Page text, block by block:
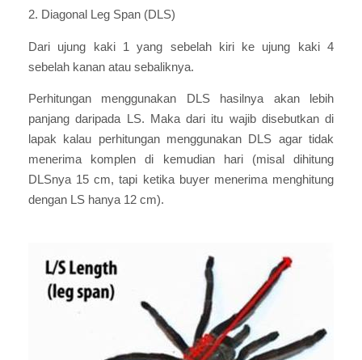
2. Diagonal Leg Span (DLS)
Dari ujung kaki 1 yang sebelah kiri ke ujung kaki 4
sebelah kanan atau sebaliknya.
Perhitungan menggunakan DLS hasilnya akan lebih
panjang daripada LS. Maka dari itu wajib disebutkan di
lapak kalau perhitungan menggunakan DLS agar tidak
menerima komplen di kemudian hari (misal dihitung
DLSnya 15 cm, tapi ketika buyer menerima menghitung
dengan LS hanya 12 cm).